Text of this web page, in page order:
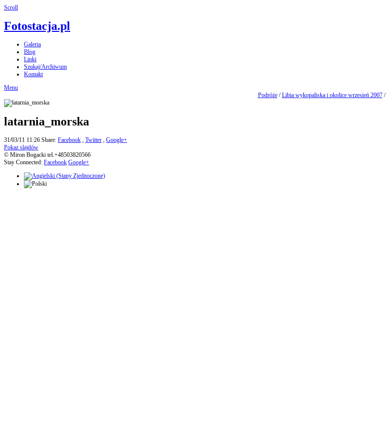
Scroll
Fotostacja.pl
Galeria
Blog
Linki
Szukaj/Archiwum
Kontakt
Menu
Podróże/Libia wykopaliska i okolice wrzesień 2007/
latarnia_morska
31/03/11 11:26 Share: Facebook , Twitter , Google+
Pokaz slajdów
© Miron Bogacki tel.+48503820566
Stay Connected: Facebook Google+